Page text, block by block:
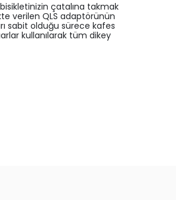
çatalına takmak
verilen QLS adaptörünün
sabit olduğu sürece kafes
kullanılarak tüm dikey